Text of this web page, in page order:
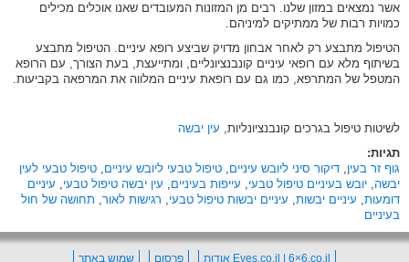
אשר נמצאים במזון שלנו. רבים מן המזונות המעובדים שאנו אוכלים מכילים
כמויות רבות של ממתיקים למיניהם.
הטיפול מתבצע רק לאחר אבחון מדויק שביצע רופא עיניים. הטיפול מתבצע
בשיתוף מלא עם רופאי עיניים קונבנציונליים, ומתייעצת, בעת הצורך, עם הרופא
המטפל של המתרפא, כמו גם עם רופאת עיניים המלווה את המרפאה בקביעות.
לשיטות טיפול בגרכים קונבנציונליות, עין יבשה
תגיות:
גוף זר בעין, דיקור סיני ליובש עיניים, טיפול טבעי ליובש עיניים, טיפול טבעי לעין
יבשה, יובש בעיניים טיפול טבעי, עייפות בעיניים, עין יבשה טיפול טבעי, עיניים
דומעות, עיניים יבשות, עיניים יבשות טיפול טבעי, רגישות לאור, תחושה של חול
בעיניים
Eyes.co.il | 6×6.co.il אודות פרסום שמוש באתר